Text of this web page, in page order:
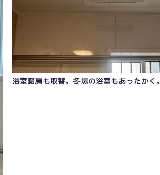
浴室暖房も取替。冬場の浴室もあったかく。